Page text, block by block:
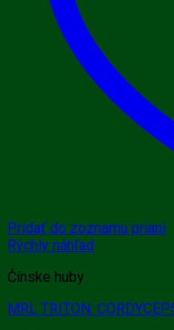
Pridať do zoznamu prianí
Rýchly náhľad
Čínske huby
MRL TRITON: